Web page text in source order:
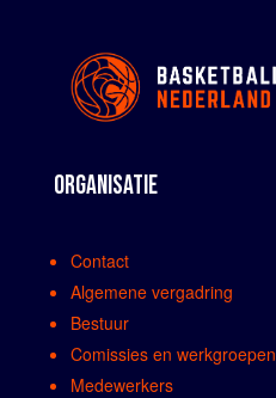
ORGANISATIE
Contact
Algemene vergadring
Bestuur
Comissies en werkgroepen
Medewerkers